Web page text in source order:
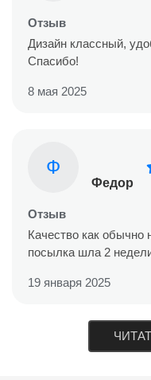
Отзыв
Дизайн классный,
Спасибо!
8 мая 2025
Ф
Федор
Отзыв
Качество как обычно
посылка шла 2
19 января 2025